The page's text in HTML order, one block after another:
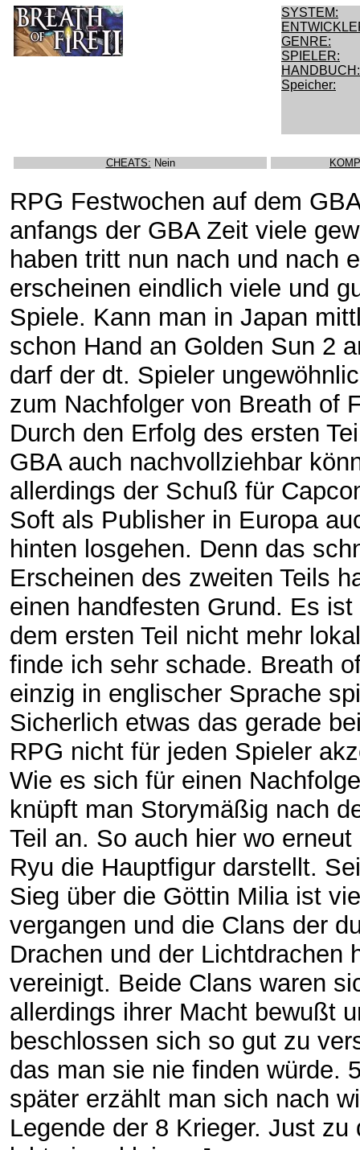
SYSTEM:
GENRE:
SPIELER:
HANDBUCH:
Speicher:
CHEATS: Nein
RPG Festwochen auf dem
anfangs der GBA Zeit viele
haben tritt nun nach und nach
erscheinen eindlich viele und
Spiele. Kann man in Japan
schon Hand an Golden Sun 2
darf der dt. Spieler
zum Nachfolger von Breath of
Durch den Erfolg des ersten
GBA auch nachvollziehbar
allerdings der Schuß für
Soft als Publisher in Europa
hinten losgehen. Denn das
Erscheinen des zweiten Teils
einen handfesten Grund. Es ist
dem ersten Teil nicht mehr
finde ich sehr schade. Breath
einzig in englischer Sprache
Sicherlich etwas das gerade
RPG nicht für jeden Spieler
Wie es sich für einen
knüpft man Storymäßig nach
Teil an. So auch hier wo erneut
Ryu die Hauptfigur darstellt.
Sieg über die Göttin Milia ist
vergangen und die Clans der
Drachen und der Lichtdrachen
vereinigt. Beide Clans waren
allerdings ihrer Macht bewußt
beschlossen sich so gut zu
das man sie nie finden würde.
später erzählt man sich nach
Legende der 8 Krieger. Just zu